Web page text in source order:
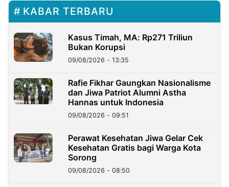
KABAR TERBARU
Kasus Timah, MA: Rp271 Triliun
Bukan Korupsi
09/08/2026 - 13:35
Rafie Fikhar Gaungkan Nasionalisme
dan Jiwa Patriot Alumni Astha
Hannas untuk Indonesia
09/08/2026 - 09:51
Perawat Kesehatan Jiwa Gelar Cek
Kesehatan Gratis bagi Warga Kota
Sorong
09/08/2026 - 08:50